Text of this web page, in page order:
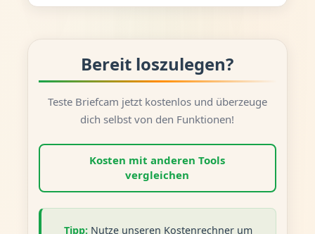
Bereit loszulegen?
Teste Briefcam jetzt kostenlos und überzeuge
dich selbst von den Funktionen!
Kosten mit anderen Tools
vergleichen
Tipp: Nutze unseren Kostenrechner um